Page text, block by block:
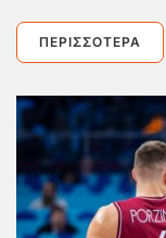
ΠΕΡΙΣΣΌΤΕΡΑ